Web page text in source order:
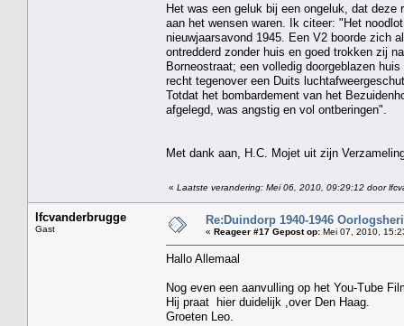
Het was een geluk bij een ongeluk, dat
aan het wensen waren. Ik citeer: "Het
nieuwjaarsavond 1945. Een V2 boorde zich
ontredderd zonder huis en goed trokken zij
Borneostraat; een volledig doorgeblazen
recht tegenover een Duits
Totdat het bombardement van het
afgelegd, was angstig en vol ontberingen".
Met dank aan, H.C. Mojet uit zijn
« Laatste verandering: Mei 06, 2010, 09:29:12 door
lfcvanderbrugge
Gast
Re:Duindorp 1940-1946
« Reageer #17 Gepost op: Mei 07, 2010,
Hallo Allemaal
Nog even een aanvulling op het You-Tube
Hij praat hier duidelijk ,over Den Haag.
Groeten Leo.